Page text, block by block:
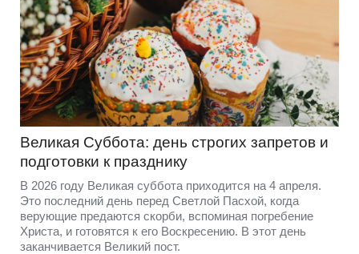
Великая Суббота: день строгих запретов и
подготовки к празднику
В 2026 году Великая суббота приходится на 4 апреля.
Это последний день перед Светлой Пасхой, когда
верующие предаются скорби, вспоминая погребение
Христа, и готовятся к его Воскресению. В этот день
заканчивается Великий пост.